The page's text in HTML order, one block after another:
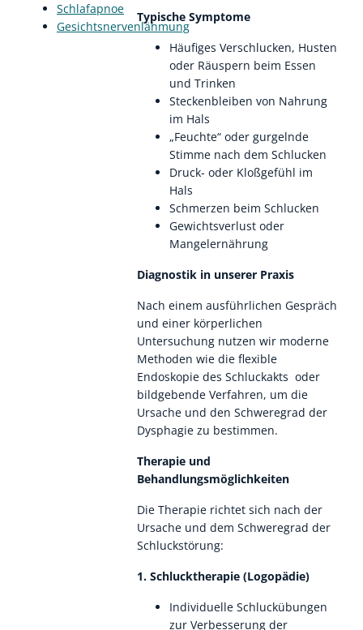
Schlafapnoe
Gesichtsnervenlähmung
Typische Symptome
Häufiges Verschlucken, Husten
oder Räuspern beim Essen
und Trinken
Steckenbleiben von Nahrung
im Hals
„Feuchte“ oder gurgelnde
Stimme nach dem Schlucken
Druck- oder Kloßgefühl im
Hals
Schmerzen beim Schlucken
Gewichtsverlust oder
Mangelernährung
Diagnostik in unserer Praxis
Nach einem ausführlichen Gespräch
und einer körperlichen
Untersuchung nutzen wir moderne
Methoden wie die flexible
Endoskopie des Schluckakts oder
bildgebende Verfahren, um die
Ursache und den Schweregrad der
Dysphagie zu bestimmen.
Therapie und
Behandlungsmöglichkeiten
Die Therapie richtet sich nach der
Ursache und dem Schweregrad der
Schluckstörung:
1. Schlucktherapie (Logopädie)
Individuelle Schluckübungen
zur Verbesserung der